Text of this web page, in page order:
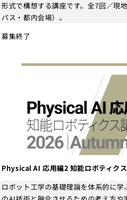
形式で構想する講座です。全7回／現
パス・都内会場）。
募集終了
Physical AI 応用編2 知能ロボティク
ロボット工学の基礎理論を体系的に